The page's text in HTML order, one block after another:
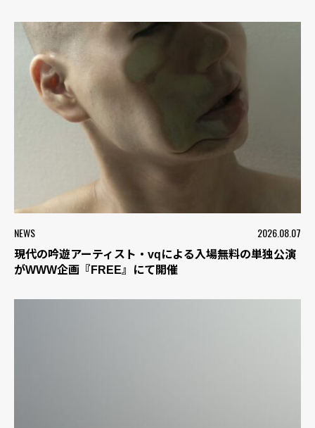
NEWS 2026.08.07
現代の吟遊アーティスト・vqによる入場無料の単独公演
がWWW企画『FREE』にて開催